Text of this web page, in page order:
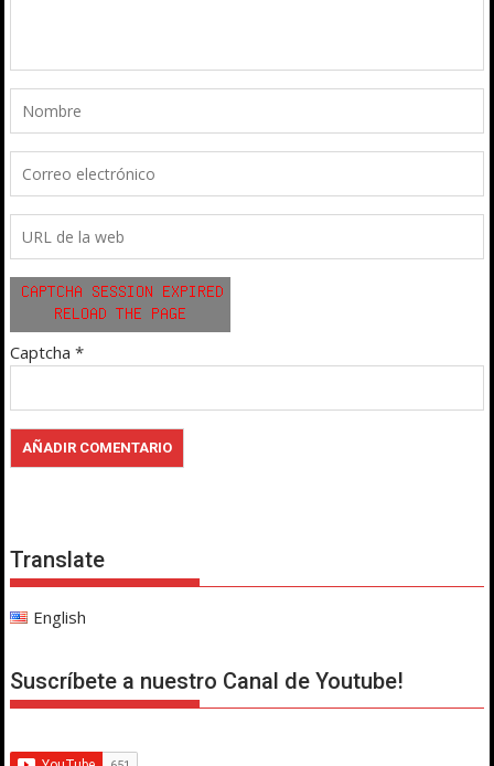
Captcha *
Translate
English
Suscríbete a nuestro Canal de Youtube!